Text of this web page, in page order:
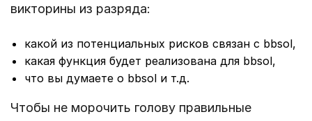
викторины из разряда:
какой из потенциальных рисков связан с bbsol,
какая функция будет реализована для bbsol,
что вы думаете о bbsol и т.д.
Чтобы не морочить голову правильные